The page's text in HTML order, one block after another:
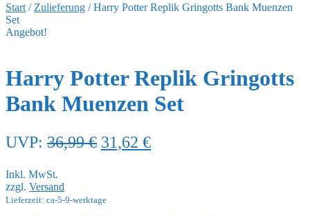
Start / Zulieferung /Harry Potter Replik Gringotts Bank Muenzen
Set
Angebot!
Harry Potter Replik Gringotts
Bank Muenzen Set
UVP: 36,99€ Ursprünglicher
36,99 €
31,62 €Aktueller
Inkl. MwSt.
zzgl. Versand
Lieferzeit: ca-5-9-werktage